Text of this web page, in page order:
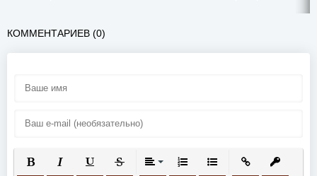
КОММЕНТАРИЕВ (0)